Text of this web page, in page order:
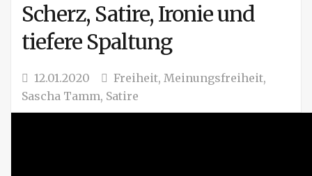
Scherz, Satire, Ironie und
tiefere Spaltung
12.01.2020 Freiheit, Meinungsfreiheit,
Sascha Tamm, Satire